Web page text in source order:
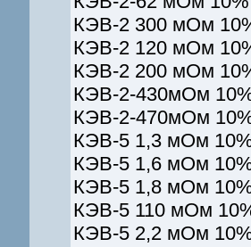
КЭВ-2 300 мОм
КЭВ-2 120 мОм
КЭВ-2 200 мОм
КЭВ-2-430мОм
КЭВ-2-470мОм
КЭВ-5 1,3 мОм
КЭВ-5 1,6 мОм
КЭВ-5 1,8 мОм
КЭВ-5 110 мОм
КЭВ-5 2,2 мОм